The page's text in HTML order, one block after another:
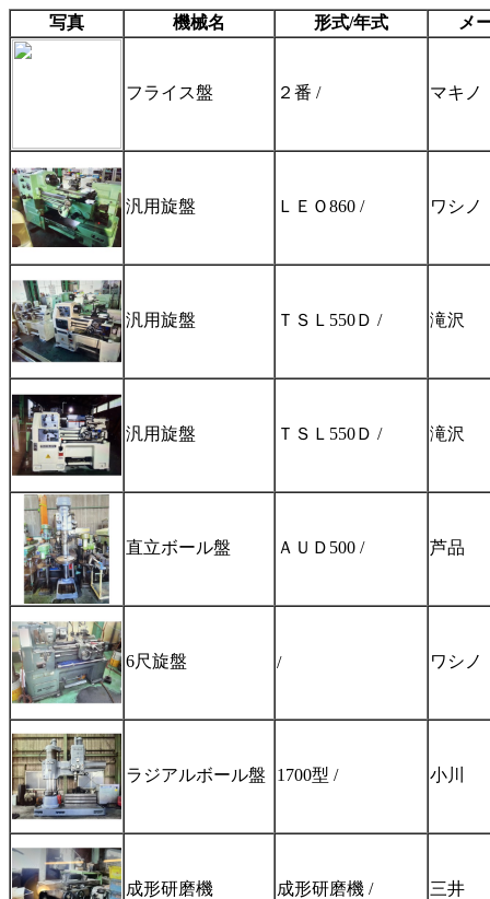
写真 機械名 形式/年式 メ
フライス盤 ２番 / マキノ
汎用旋盤 ＬＥＯ860 / ワシノ
汎用旋盤 ＴＳＬ550Ｄ / 滝沢
汎用旋盤 ＴＳＬ550Ｄ / 滝沢
直立ボール盤 ＡＵＤ500 / 芦品
6尺旋盤 / ワシノ
ラジアルボール盤 1700型 / 小川
成形研磨機 成形研磨機 / 三井